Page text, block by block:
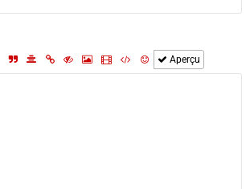
Aperçu